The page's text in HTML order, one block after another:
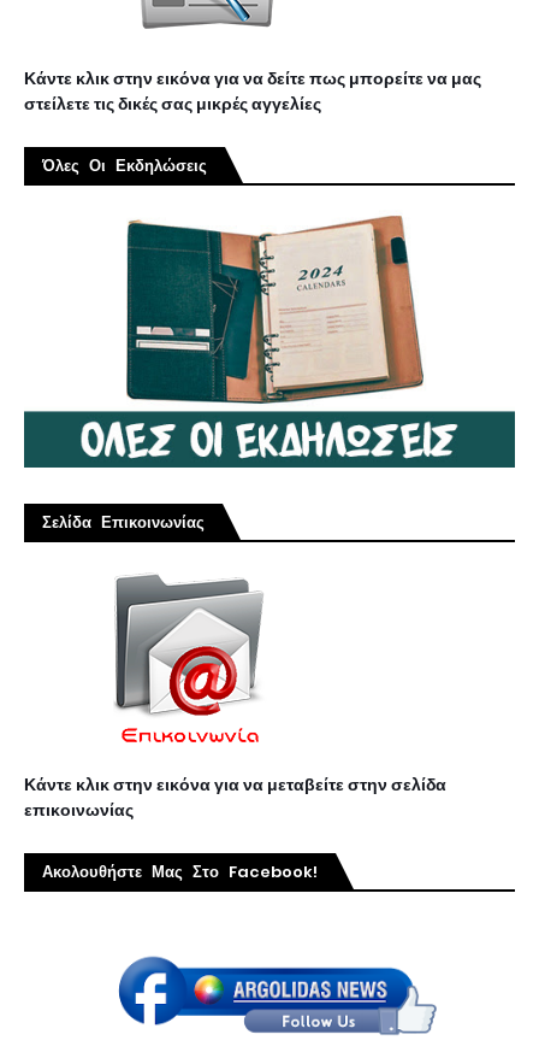
Κάντε κλικ στην εικόνα για να δείτε πως μπορείτε να μας
στείλετε τις δικές σας μικρές αγγελίες
Όλες Οι Εκδηλώσεις
Σελίδα Επικοινωνίας
Κάντε κλικ στην εικόνα για να μεταβείτε στην σελίδα
επικοινωνίας
Ακολουθήστε Μας Στο Facebook!